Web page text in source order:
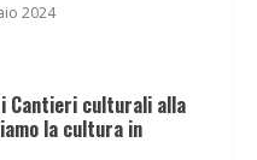
2024
Cantieri culturali alla
la cultura in